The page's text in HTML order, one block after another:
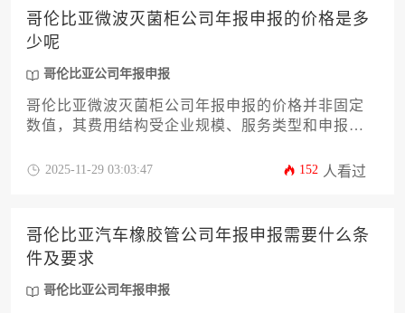
料的具体要求、准备要点及常见误区，帮助您高
效、准确地完成申报流程，确保企业合规运营，规
避潜在风险。
哥伦比亚微波灭菌柜公司年报申报的价格是多
少呢
哥伦比亚公司年报申报
哥伦比亚微波灭菌柜公司年报申报的价格并非固定
数值，其费用结构受企业规模、服务类型和申报复
服务成本、合规优化方案等12个维度深度解析价格
2025-11-29 03:03:47 152 人看过
哥伦比亚汽车橡胶管公司年报申报需要什么条
件及要求
哥伦比亚公司年报申报